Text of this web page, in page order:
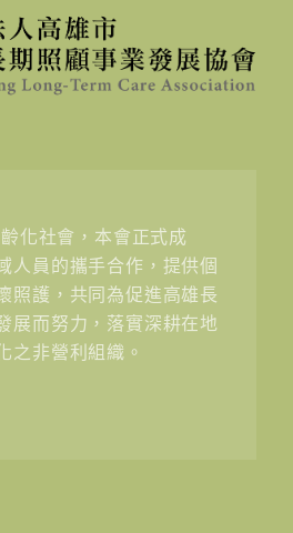
化社會，本會正式成
人員的攜手合作，提供個
照護，共同為促進高雄長
展而努力，落實深耕在地
之非營利組織。